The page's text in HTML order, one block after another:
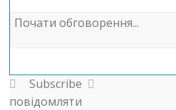
Subscribe
повідомляти